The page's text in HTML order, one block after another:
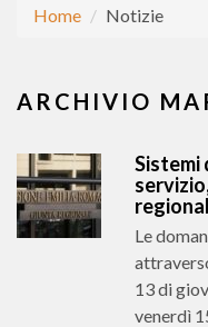
Home Notizie
ARCHIVIO
Sistemi
Le
13 di
venerdì